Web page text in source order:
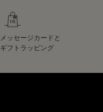
メッセージカードと
ギフトラッピング